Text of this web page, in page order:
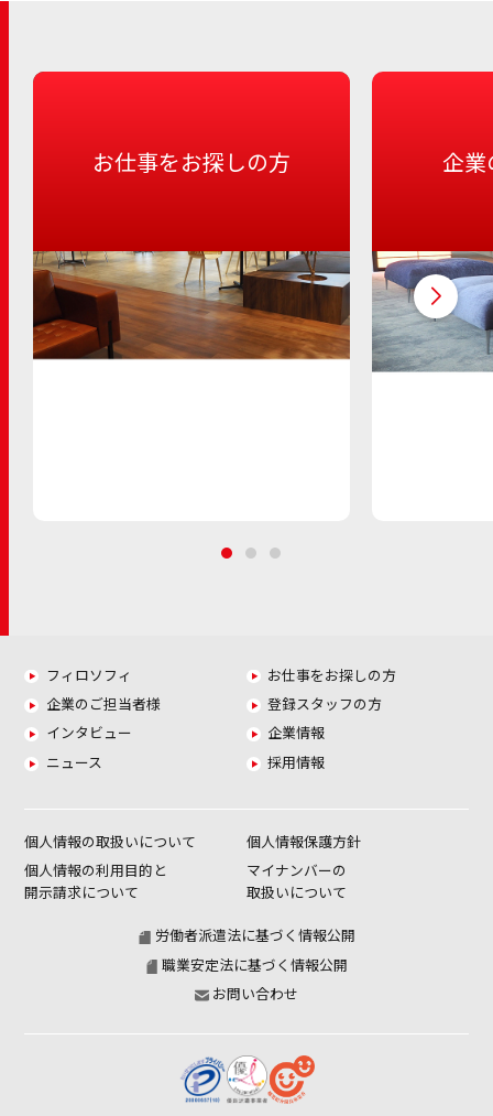
お仕事をお探しの方 企
フィロソフィ
お仕事をお探しの方
企業のご担当者様
登録スタッフの方
インタビュー
企業情報
ニュース
採用情報
個人情報の取扱いについて
個人情報保護方針
個人情報の利用目的と
開示請求について
マイナンバーの
取扱いについて
労働者派遣法に基づく情報公開
職業安定法に基づく情報公開
お問い合わせ